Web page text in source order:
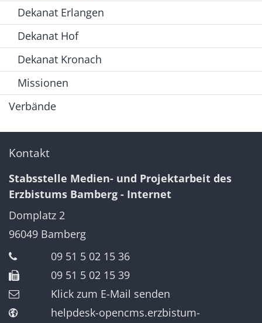
Dekanat Erlangen
Dekanat Hof
Dekanat Kronach
Missionen
Verbände
Kontakt
Stabsstelle Medien- und Projektarbeit des
Erzbistums Bamberg - Internet
Domplatz 2
96049 Bamberg
09 51 5 02 15 36
09 51 5 02 15 39
Klick zum E-Mail senden
helpdesk-opencms.erzbistum-